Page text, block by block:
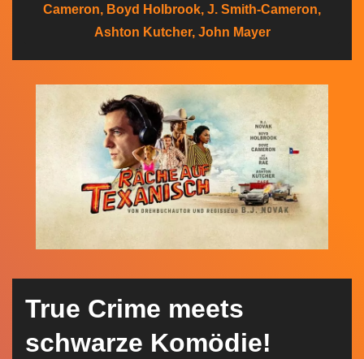
Cameron, Boyd Holbrook, J. Smith-Cameron,
Ashton Kutcher, John Mayer
True Crime meets
schwarze Komödie!